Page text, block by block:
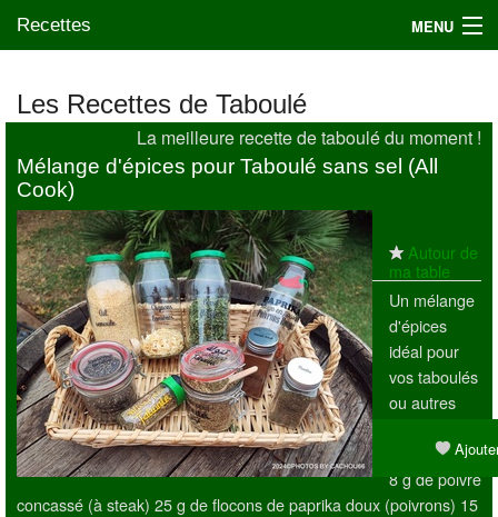
Recettes MENU
Mes blogs préférés
Les Recettes de Taboulé
La meilleure recette de taboulé du moment !
Mélange d'épices pour Taboulé sans sel (All
Cook)
Autour de
ma table
Un mélange
d'épices
idéal pour
vos taboulés
ou autres
Ingrédients :
8 g de poivre
concassé (à steak) 25 g de flocons de paprika doux (poivrons) 15